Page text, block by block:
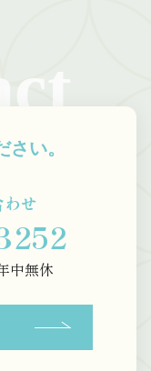
い。
せ
中無休